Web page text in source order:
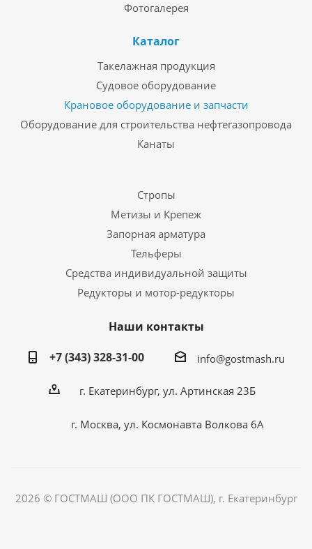
Фотогалерея
Каталог
Такелажная продукция
Судовое оборудование
Крановое оборудование и запчасти
Оборудование для строительства нефтегазопровода
Канаты
Стропы
Метизы и Крепеж
Запорная арматура
Тельферы
Средства индивидуальной защиты
Редукторы и мотор-редукторы
Наши контакты
+7 (343) 328-31-00
info@gostmash.ru
г. Екатеринбург, ул. Артинская 23Б
г. Москва, ул. Космонавта Волкова 6А
2026 © ГОСТМАШ (ООО ПК ГОСТМАШ), г. Екатеринбург